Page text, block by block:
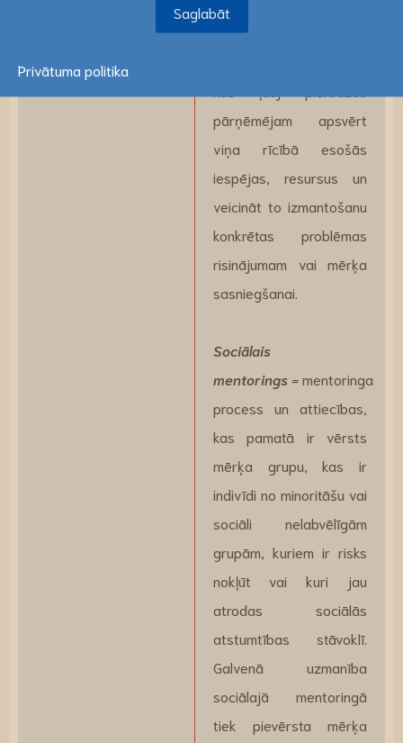
pamatā ir mentora
pārņēmējam apsvērt
viņa rīcībā esošās
iespējas, resursus un
veicināt to izmantošanu
konkrētas problēmas
risinājumam vai mērķa
sasniegšanai.
Sociālais
mentorings =mentoringa
process un attiecības,
kas pamatā ir vērsts
mērķa grupu, kas ir
indivīdi no minoritāšu vai
sociāli nelabvēlīgām
grupām, kuriem ir risks
nokļūt vai kuri jau
atrodas sociālās
atstumtības stāvoklī.
Galvenā uzmanība
sociālajā mentoringā
tiek pievērsta mērķa
Saglabāt
Privātuma politika